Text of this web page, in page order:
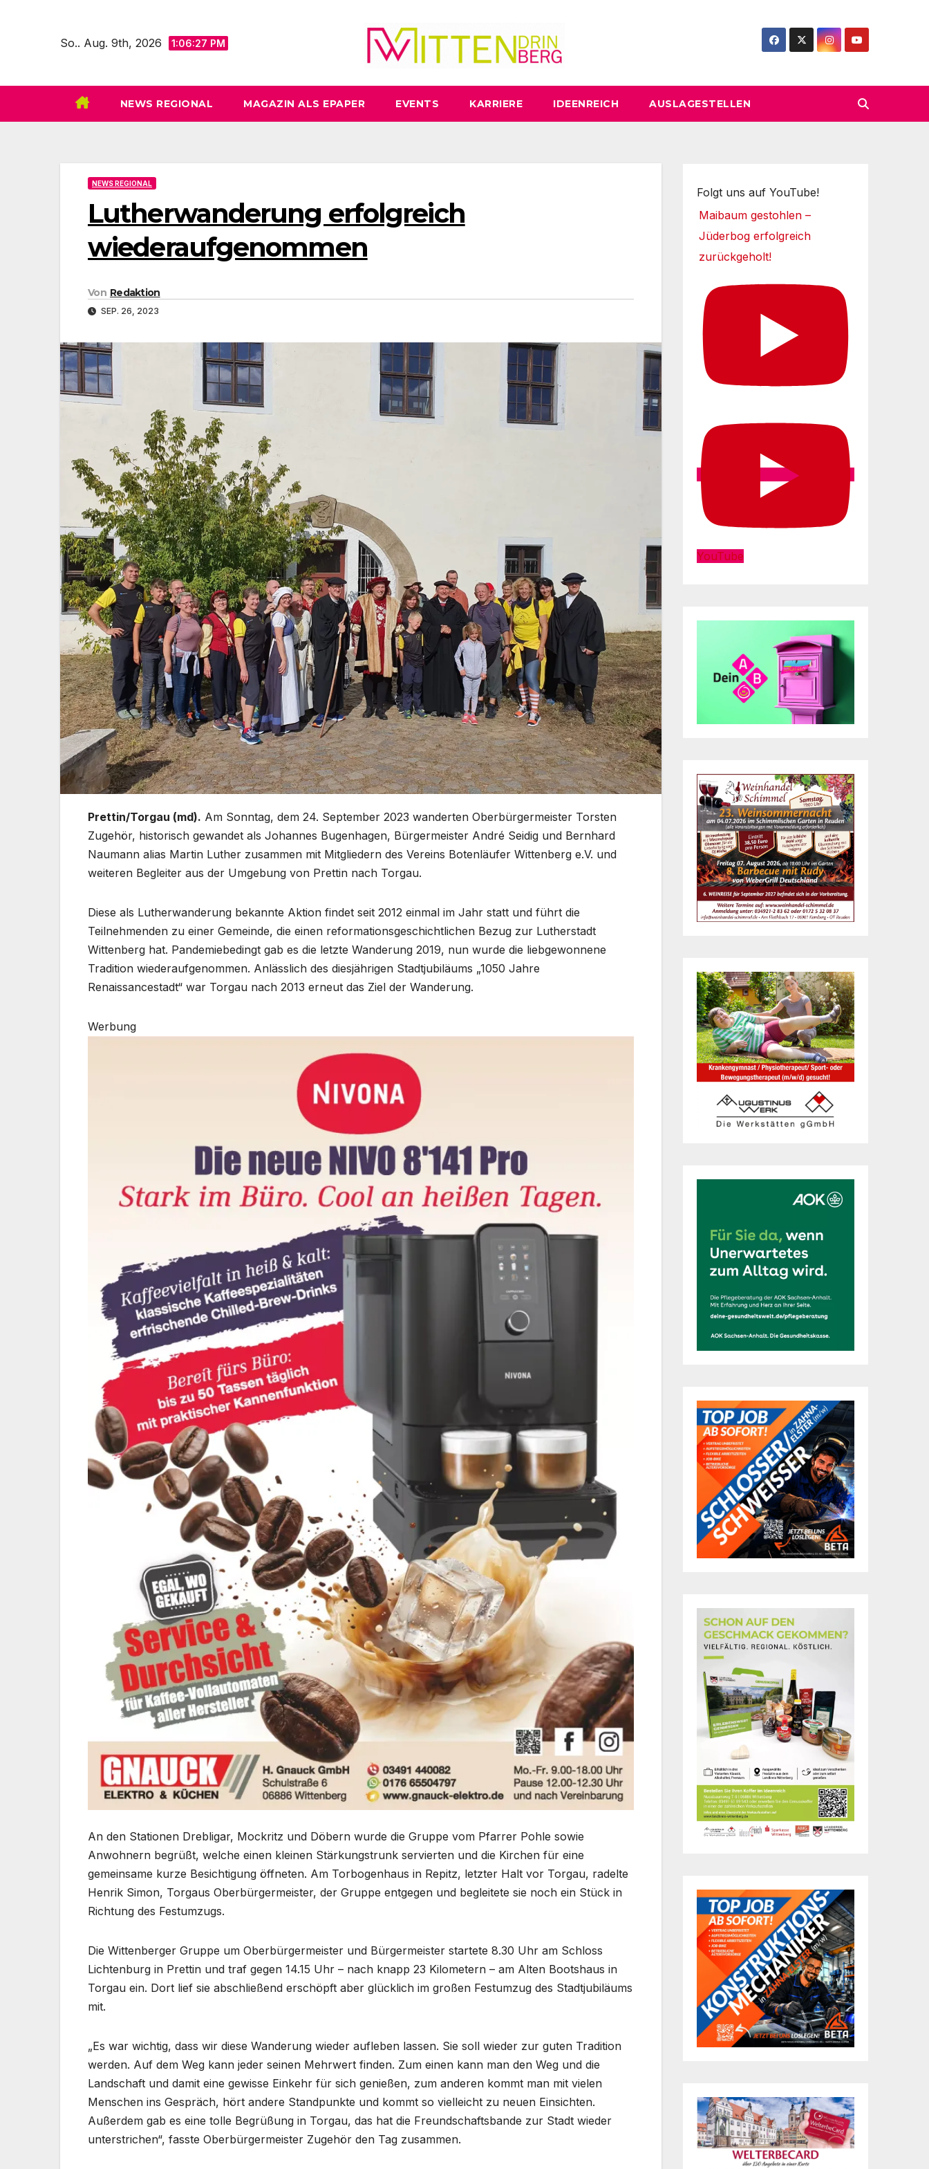
So.. Aug. 9th, 2026 1:06:29 PM
NEWS REGIONAL MAGAZIN ALS EPAPER EVENTS KARRIERE IDEENREICH AUSLAGESTELLEN
NEWS REGIONAL
Lutherwanderung erfolgreich
wiederaufgenommen
Von Redaktion
SEP. 26, 2023
Prettin/Torgau (md). Am Sonntag, dem 24. September 2023 wanderten Oberbürgermeister Torsten
Zugehör, historisch gewandet als Johannes Bugenhagen, Bürgermeister André Seidig und Bernhard
Naumann alias Martin Luther zusammen mit Mitgliedern des Vereins Botenläufer Wittenberg e.V. und
weiteren Begleiter aus der Umgebung von Prettin nach Torgau.
Diese als Lutherwanderung bekannte Aktion findet seit 2012 einmal im Jahr statt und führt die
Teilnehmenden zu einer Gemeinde, die einen reformationsgeschichtlichen Bezug zur Lutherstadt
Wittenberg hat. Pandemiebedingt gab es die letzte Wanderung 2019, nun wurde die liebgewonnene
Tradition wiederaufgenommen. Anlässlich des diesjährigen Stadtjubiläums „1050 Jahre
Renaissancestadt“ war Torgau nach 2013 erneut das Ziel der Wanderung.
Werbung
An den Stationen Drebligar, Mockritz und Döbern wurde die Gruppe vom Pfarrer Pohle sowie
Anwohnern begrüßt, welche einen kleinen Stärkungstrunk servierten und die Kirchen für eine
gemeinsame kurze Besichtigung öffneten. Am Torbogenhaus in Repitz, letzter Halt vor Torgau, radelte
Henrik Simon, Torgaus Oberbürgermeister, der Gruppe entgegen und begleitete sie noch ein Stück in
Richtung des Festumzugs.
Die Wittenberger Gruppe um Oberbürgermeister und Bürgermeister startete 8.30 Uhr am Schloss
Lichtenburg in Prettin und traf gegen 14.15 Uhr – nach knapp 23 Kilometern – am Alten Bootshaus in
Torgau ein. Dort lief sie abschließend erschöpft aber glücklich im großen Festumzug des Stadtjubiläums
mit.
„Es war wichtig, dass wir diese Wanderung wieder aufleben lassen. Sie soll wieder zur guten Tradition
werden. Auf dem Weg kann jeder seinen Mehrwert finden. Zum einen kann man den Weg und die
Landschaft und damit eine gewisse Einkehr für sich genießen, zum anderen kommt man mit vielen
Menschen ins Gespräch, hört andere Standpunkte und kommt so vielleicht zu neuen Einsichten.
Außerdem gab es eine tolle Begrüßung in Torgau, das hat die Freundschaftsbande zur Stadt wieder
unterstrichen“, fasste Oberbürgermeister Zugehör den Tag zusammen.
Folgt uns auf YouTube!
Maibaum gestohlen –
Jüderbog erfolgreich
zurückgeholt!
YouTube